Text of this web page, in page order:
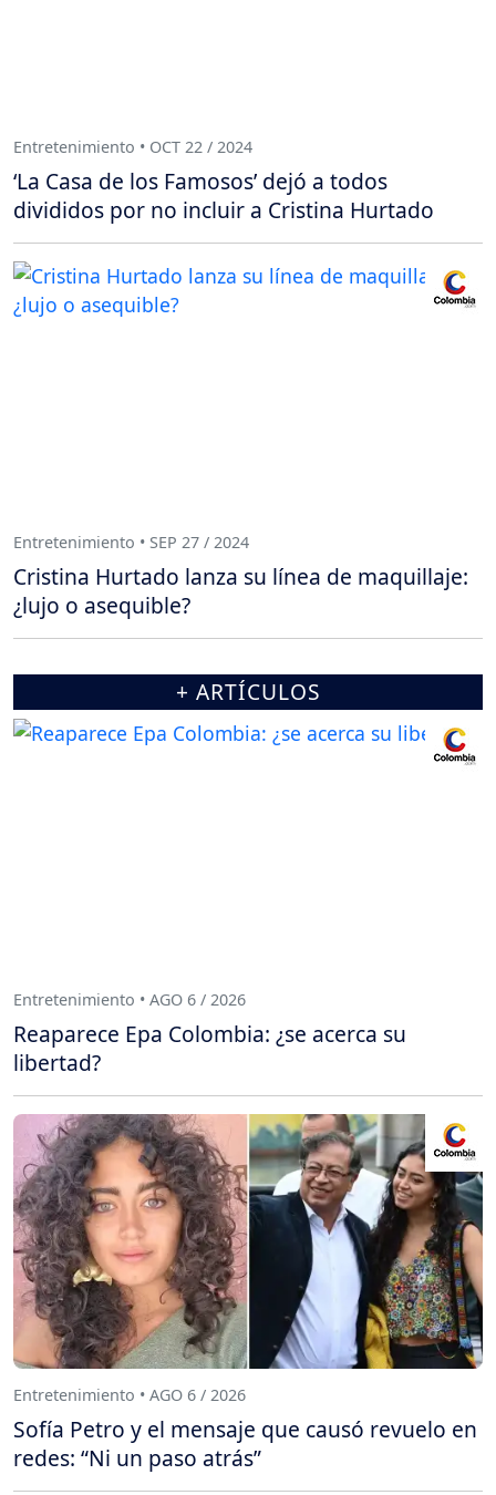
Entretenimiento • OCT 22 / 2024
‘La Casa de los Famosos’ dejó a todos
divididos por no incluir a Cristina Hurtado
Entretenimiento • SEP 27 / 2024
Cristina Hurtado lanza su línea de maquillaje:
¿lujo o asequible?
+ ARTÍCULOS
Entretenimiento • AGO 6 / 2026
Reaparece Epa Colombia: ¿se acerca su
libertad?
Entretenimiento • AGO 6 / 2026
Sofía Petro y el mensaje que causó revuelo en
redes: “Ni un paso atrás”